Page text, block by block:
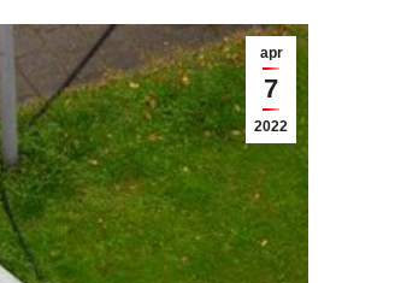
apr
7
2022